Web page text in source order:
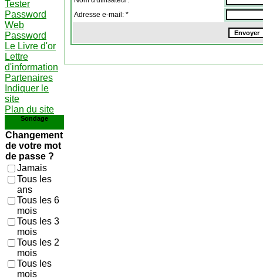
Tester
Password
Web
Password
Le Livre d'or
Lettre
d'information
Partenaires
Indiquer le
site
Plan du site
Sondage
Changement
de votre mot
de passe ?
Jamais
Tous les
ans
Tous les 6
mois
Tous les 3
mois
Tous les 2
mois
Tous les
mois
Adresse e-mail: *